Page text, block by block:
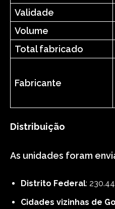
Validade
Volume
Total fabricado
Fabricante
Distribuição
As unidades foram
Distrito Federal:
Cidades vizinhas de